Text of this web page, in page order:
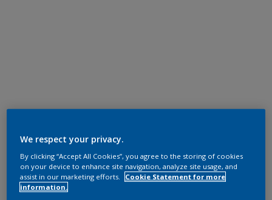
We respect your privacy.
By clicking “Accept All Cookies”, you agree to the storing of cookies
on your device to enhance site navigation, analyze site usage, and
assist in our marketing efforts.
Cookie Statement for more
information.